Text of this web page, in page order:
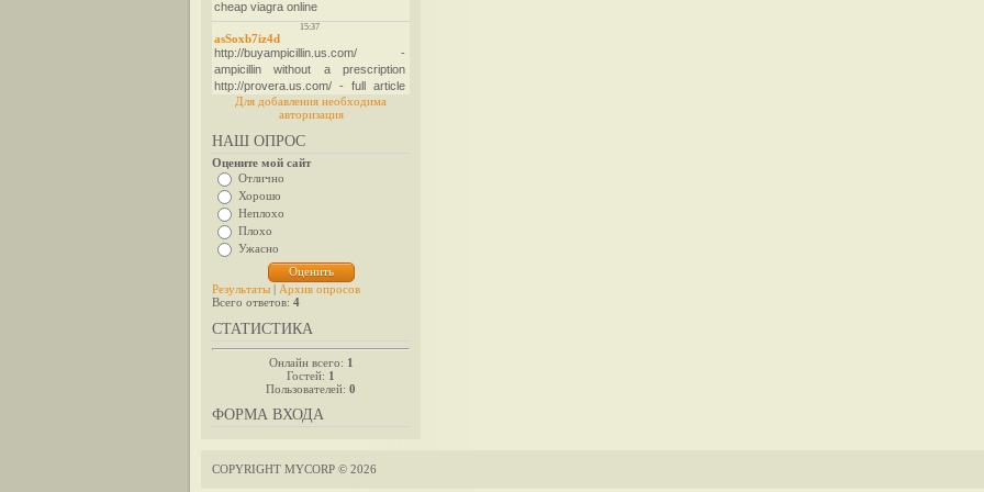
Для добавления необходима
авторизация
НАШ ОПРОС
Оцените мой сайт
Отлично
Хорошо
Неплохо
Плохо
Ужасно
Результаты | Архив опросов
Всего ответов: 4
СТАТИСТИКА
Онлайн всего: 1
Гостей: 1
Пользователей: 0
ФОРМА ВХОДА
COPYRIGHT MYCORP © 2026